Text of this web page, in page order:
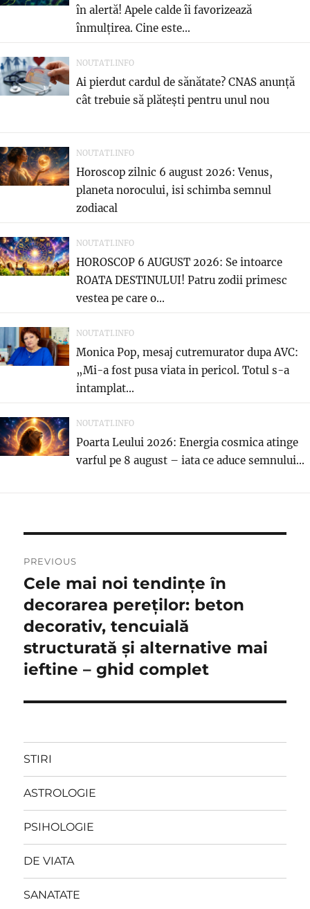
în alertă! Apele calde îi favorizează
înmulțirea. Cine este...
NOUTATI.INFO
Ai pierdut cardul de sănătate? CNAS anunță
cât trebuie să plătești pentru unul nou
NOUTATI.INFO
Horoscop zilnic 6 august 2026: Venus,
planeta norocului, isi schimba semnul
zodiacal
NOUTATI.INFO
HOROSCOP 6 AUGUST 2026: Se intoarce
ROATA DESTINULUI! Patru zodii primesc
vestea pe care o...
NOUTATI.INFO
Monica Pop, mesaj cutremurator dupa AVC:
„Mi-a fost pusa viata in pericol. Totul s-a
intamplat...
NOUTATI.INFO
Poarta Leului 2026: Energia cosmica atinge
varful pe 8 august – iata ce aduce semnului...
în
articole
PREVIOUS
Previous
post:
Cele mai noi tendințe în
decorarea pereților: beton
decorativ, tencuială
structurată și alternative mai
ieftine – ghid complet
STIRI
ASTROLOGIE
PSIHOLOGIE
DE VIATA
SANATATE